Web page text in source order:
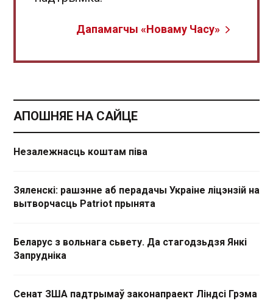
Дапамагчы «Новаму Часу»
АПОШНЯЕ НА САЙЦЕ
Незалежнасць коштам піва
Зяленскі: рашэнне аб перадачы Украіне ліцэнзій на
вытворчасць Patriot прынята
Беларус з вольнага сьвету. Да стагодзьдзя Янкі
Запрудніка
Сенат ЗША падтрымаў законапраект Ліндсі Грэма